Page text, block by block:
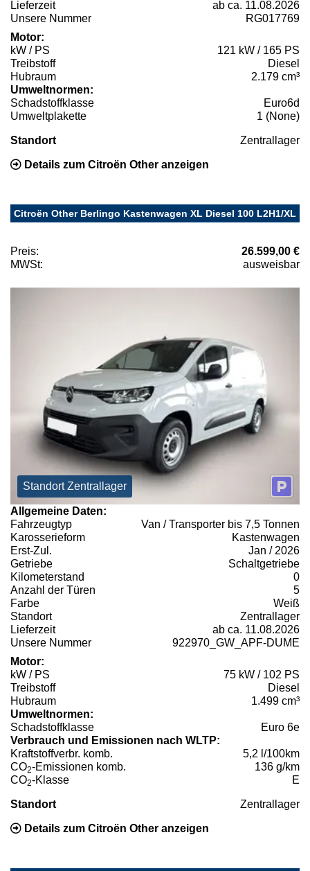
Lieferzeit
ab ca. 11.08.2026
Unsere Nummer
RG017769
Motor:
kW / PS
121 kW / 165 PS
Treibstoff
Diesel
Hubraum
2.179 cm³
Umweltnormen:
Schadstoffklasse
Euro6d
Umweltplakette
1 (None)
Standort Zentrallager
Details zum Citroën Other anzeigen
Citroën Other Berlingo Kastenwagen XL Diesel 100 L2H1/XL
Preis:
26.599,00 €
MWSt:
ausweisbar
Standort Zentrallager
Allgemeine Daten:
Fahrzeugtyp
Van / Transporter bis 7,5 Tonnen
Karosserieform
Kastenwagen
Erst-Zul.
Jan / 2026
Getriebe
Schaltgetriebe
Kilometerstand
0
Anzahl der Türen
5
Farbe
Weiß
Standort
Zentrallager
Lieferzeit
ab ca. 11.08.2026
Unsere Nummer
922970_GW_APF-DUME
Motor:
kW / PS
75 kW / 102 PS
Treibstoff
Diesel
Hubraum
1.499 cm³
Umweltnormen:
Schadstoffklasse
Euro 6e
Verbrauch und Emissionen nach WLTP:
Kraftstoffverbr. komb.
5,2 l/100km
CO2-Emissionen komb.
136 g/km
CO2-Klasse E
Standort Zentrallager
Details zum Citroën Other anzeigen